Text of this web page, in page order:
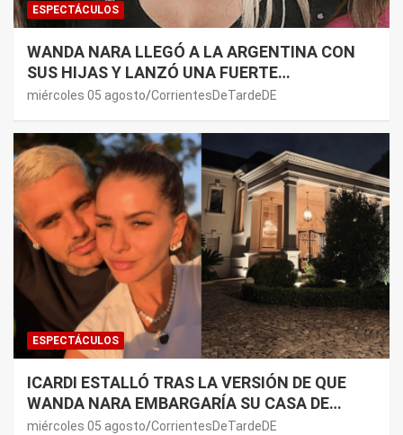
ESPECTÁCULOS
WANDA NARA LLEGÓ A LA ARGENTINA CON
SUS HIJAS Y LANZÓ UNA FUERTE
PREMONICIÓN SOBRE MAURO ICARDI
miércoles 05 agosto CorrientesDeTardeDE
ESPECTÁCULOS
ICARDI ESTALLÓ TRAS LA VERSIÓN DE QUE
WANDA NARA EMBARGARÍA SU CASA DE
NORDELTA: “NECESITAN RASCAR DE ALGÚN
miércoles 05 agosto CorrientesDeTardeDE